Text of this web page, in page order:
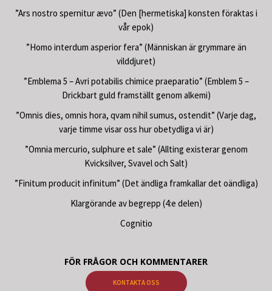
”Ars nostro spernitur ævo” (Den [hermetiska] konsten föraktas i
vår epok)
”Homo interdum asperior fera” (Människan är grymmare än
vilddjuret)
”Emblema 5 – Avri potabilis chimice praeparatio” (Emblem 5 –
Drickbart guld framställt genom alkemi)
”Omnis dies, omnis hora, qvam nihil sumus, ostendit” (Varje dag,
varje timme visar oss hur obetydliga vi är)
”Omnia mercurio, sulphure et sale” (Allting existerar genom
Kvicksilver, Svavel och Salt)
”Finitum producit infinitum” (Det ändliga framkallar det oändliga)
Klargörande av begrepp (4:e delen)
Cognitio
FÖR FRÅGOR OCH KOMMENTARER
KONTAKTA OSS